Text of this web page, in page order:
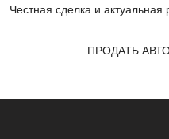
Честная сделка и актуальная
ПРОДАТЬ